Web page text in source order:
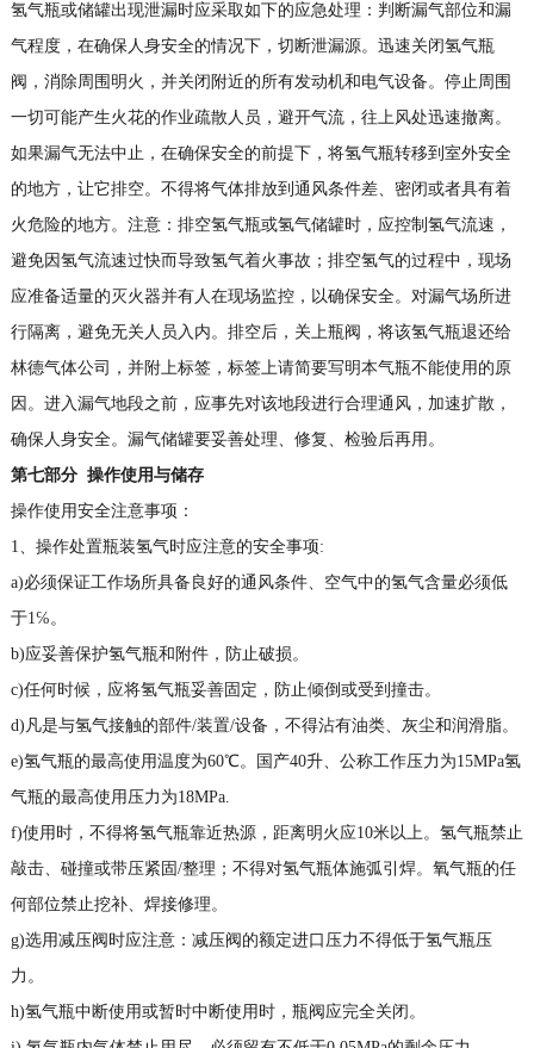
氢气瓶或储罐出现泄漏时应采取如下的应急处理：判断漏气部位和漏
气程度，在确保人身安全的情况下，切断泄漏源。迅速关闭氢气瓶
阀，消除周围明火，并关闭附近的所有发动机和电气设备。停止周围
一切可能产生火花的作业疏散人员，避开气流，往上风处迅速撤离。
如果漏气无法中止，在确保安全的前提下，将氢气瓶转移到室外安全
的地方，让它排空。不得将气体排放到通风条件差、密闭或者具有着
火危险的地方。注意：排空氢气瓶或氢气储罐时，应控制氢气流速，
避免因氢气流速过快而导致氢气着火事故；排空氢气的过程中，现场
应准备适量的灭火器并有人在现场监控，以确保安全。对漏气场所进
行隔离，避免无关人员入内。排空后，关上瓶阀，将该氢气瓶退还给
林德气体公司，并附上标签，标签上请简要写明本气瓶不能使用的原
因。进入漏气地段之前，应事先对该地段进行合理通风，加速扩散，
确保人身安全。漏气储罐要妥善处理、修复、检验后再用。
第七部分 操作使用与储存
操作使用安全注意事项：
1、操作处置瓶装氢气时应注意的安全事项:
a)必须保证工作场所具备良好的通风条件、空气中的氢气含量必须低
于1℅。
b)应妥善保护氢气瓶和附件，防止破损。
c)任何时候，应将氢气瓶妥善固定，防止倾倒或受到撞击。
d)凡是与氢气接触的部件/装置/设备，不得沾有油类、灰尘和润滑脂。
e)氢气瓶的最高使用温度为60℃。国产40升、公称工作压力为15MPa氢
气瓶的最高使用压力为18MPa.
f)使用时，不得将氢气瓶靠近热源，距离明火应10米以上。氢气瓶禁止
敲击、碰撞或带压紧固/整理；不得对氢气瓶体施弧引焊。氧气瓶的任
何部位禁止挖补、焊接修理。
g)选用减压阀时应注意：减压阀的额定进口压力不得低于氢气瓶压
力。
h)氢气瓶中断使用或暂时中断使用时，瓶阀应完全关闭。